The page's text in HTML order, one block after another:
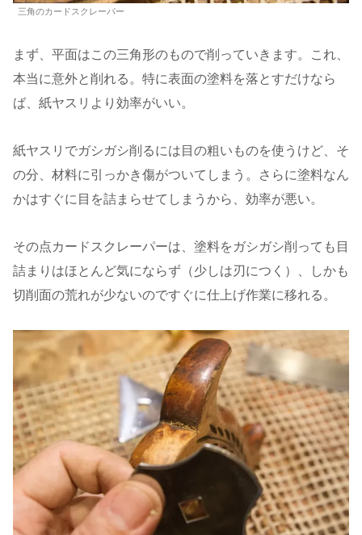
三角のカードスクレーパー
まず、平面はこの三角形のもので削っていきます。これ、
本当に意外と削れる。特に表面の塗料を落とすだけなら
ば、紙ヤスリより効率がいい。
紙ヤスリでガシガシ削るには目の粗いものを使うけど、そ
の分、材料に引っかき傷がついてしまう。さらに塗料なん
かはすぐに目を詰まらせてしまうから、効率が悪い。
その点カードスクレーパーは、塗料をガシガシ削っても目
詰まりはほとんど気にならず（少しは刃につく）、しかも
切削面の荒れが少ないのですぐに仕上げ作業に移れる。